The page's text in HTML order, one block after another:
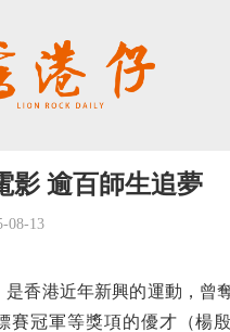
影 逾百師生追夢
08-13
港近年新興的運動，曾
賽冠軍等獎項的優才（楊